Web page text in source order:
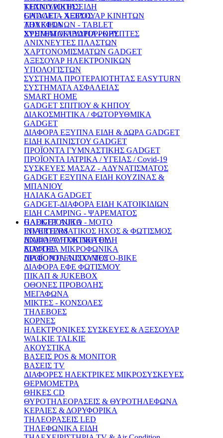
ΚΗΠΟΥΡΙΚΗΣ ΕΙΔΗ
ΕΡΓΑΛΕΙΑ ΧΕΙΡΟΣ
ΛΟΥΚΕΤΑ
ΣΥΣΤΗΜΑΤΑ ΥΔΡΟΡΡΟΗΣ
ΤΕΧΝΟΛΟΓΙΑΣ
GADGET - ΑΞΕΣΟΥΑΡ ΚΙΝΗΤΩΝ
ΤΗΛΕΦΩΝΩΝ - TABLET
ΧΡΗΜΑΤΟΚΙΒΩΤΙΑ - ΚΡΥΠΤΕΣ
ΑΝΙΧΝΕΥΤΕΣ ΠΛΑΣΤΩΝ
ΧΑΡΤΟΝΟΜΙΣΜΑΤΩΝ GADGET
ΑΞΕΣΟΥΑΡ ΗΛΕΚΤΡΟΝΙΚΩΝ
ΥΠΟΛΟΓΙΣΤΩΝ
ΣΥΣΤΗΜΑ ΠΡΟΤΕΡΑΙΟΤΗΤΑΣ EASYTURN
ΣΥΣΤΗΜΑΤΑ ΑΣΦΑΛΕΙΑΣ
SMART HOME
GADGET ΣΠΙΤΙΟΥ & ΚΗΠΟΥ
ΔΙΑΚΟΣΜΗΤΙΚΑ / ΦΩΤΟΡΥΘΜΙΚΑ
GADGET
ΔΙΑΦΟΡΑ ΕΞΥΠΝΑ ΕΙΔΗ & ΔΩΡΑ GADGET
ΕΙΔΗ ΚΑΠΝΙΣΤΟΥ GADGET
ΠΡΟΪΟΝΤΑ ΓΥΜΝΑΣΤΙΚΗΣ GADGET
ΠΡΟΪΟΝΤΑ ΙΑΤΡΙΚΑ / ΥΓΕΙΑΣ / Covid-19
ΣΥΣΚΕΥΕΣ ΜΑΣΑΖ - ΑΔΥΝΑΤΙΣΜΑΤΟΣ
GADGET ΕΞΥΠΝΑ ΕΙΔΗ ΚΟΥΖΙΝΑΣ &
ΜΠΑΝΙΟΥ
ΗΛΙΑΚΑ GADGET
GADGET-ΔΙΑΦΟΡΑ ΕΙΔΗ ΚΑΤΟΙΚΙΔΙΩΝ
ΕΙΔΗ CAMPING - ΨΑΡΕΜΑΤΟΣ
GADGET AUTO - MOTO
INVERTERS
ΗΧΕΙΑ AYTOKINHTOY
ΚΟΥΤΕΣ
ΠΡΟΪΟΝΤΑ ΑUΤΟ-MOTO-BIKE
ΗΛΕΚΤΡΟΝΙΚΑ
ΕΠΑΓΓΕΛΜΑΤΙΚΟΣ ΗΧΟΣ & ΦΩΤΙΣΜΟΣ
ΔΙΑΦΟΡΑ ΗΧΗΤΙΚΑ ΕΙΔΗ
ΔΙΑΦΟΡΑ ΜΙΚΡΟΦΩΝΙΚΑ
ΔΙΑΦΟΡΟΙ ΕΝΙΣΧΥΤΕΣ
ΔΙΑΦΟΡΑ ΕΦΕ ΦΩΤΙΣΜΟΥ
ΠΙΚΑΠ & JUKEBOX
ΟΘΟΝΕΣ ΠΡΟΒΟΛΗΣ
ΜΕΓΑΦΩΝΑ
ΜΙΚΤΕΣ - ΚΟΝΣΟΛΕΣ
ΤΗΛΕΒΟΕΣ
ΚΟΡΝΕΣ
ΗΛΕΚΤΡΟΝΙΚΕΣ ΣΥΣΚΕΥΕΣ & ΑΞΕΣΟΥΑΡ
WALKIE TALKIE
ΑΚΟΥΣΤΙΚΑ
ΒΑΣΕΙΣ POS & MONITOR
ΒΑΣΕΙΣ ΤV
ΔΙΑΦΟΡΕΣ ΗΛΕΚΤΡΙΚΕΣ ΜΙΚΡΟΣΥΣΚΕΥΕΣ
ΘΕΡΜΟΜΕΤΡΑ
ΘΗΚΕΣ CD
ΘΥΡΟΤΗΛΕΟΡΑΣΕΙΣ & ΘΥΡΟΤΗΛΕΦΩΝΑ
ΚΕΡΑΙΕΣ & ΔΟΡΥΦΟΡΙΚΑ
ΤΗΛΕΟΡΑΣΕΙΣ LED
ΤΗΛΕΦΩΝΙΚΑ ΕΙΔΗ